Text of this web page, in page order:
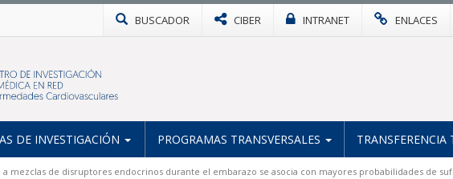
BUSCADOR CIBER INTRANET ENLACES
DE INVESTIGACIÓN PROGRAMAS TRANSVERSALES TRANSFERENCIA
a mezclas de disruptores endocrinos durante el embarazo se asocia con mayores probabilidades de